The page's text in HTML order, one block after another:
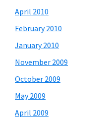
April 2010
February 2010
January 2010
November 2009
October 2009
May 2009
April 2009